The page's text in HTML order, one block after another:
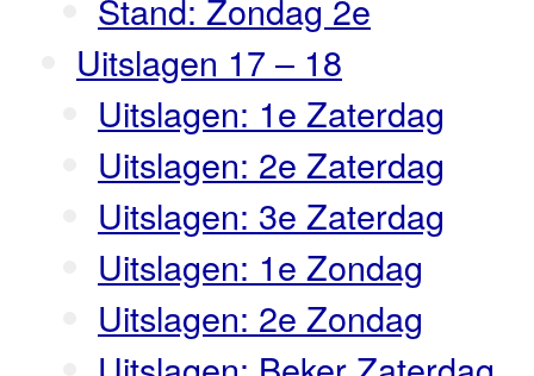
Stand: Zondag 2e
Uitslagen 17 – 18
Uitslagen: 1e Zaterdag
Uitslagen: 2e Zaterdag
Uitslagen: 3e Zaterdag
Uitslagen: 1e Zondag
Uitslagen: 2e Zondag